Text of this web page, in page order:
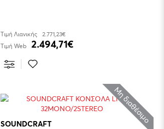
Τιμή Λιανικής
2.771,23€
Τιμή Web
2.494,71€
Μη διαθέσιμο
SOUNDCRAFT